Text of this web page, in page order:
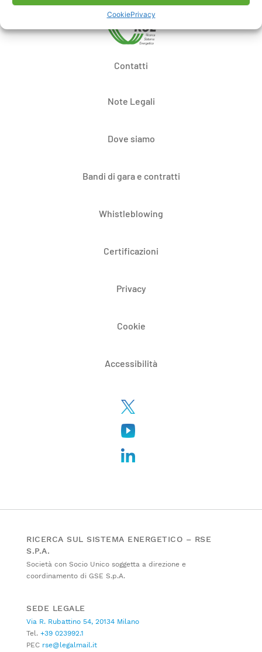
CookiePrivacy
Contatti
Note Legali
Dove siamo
Bandi di gara e contratti
Whistleblowing
Certificazioni
Privacy
Cookie
Accessibilità
RICERCA SUL SISTEMA ENERGETICO – RSE
S.P.A.
Società con Socio Unico soggetta a direzione e
coordinamento di GSE S.p.A.
SEDE LEGALE
Via R. Rubattino 54, 20134 Milano
Tel. +39 023992.1
PEC rse@legalmail.it